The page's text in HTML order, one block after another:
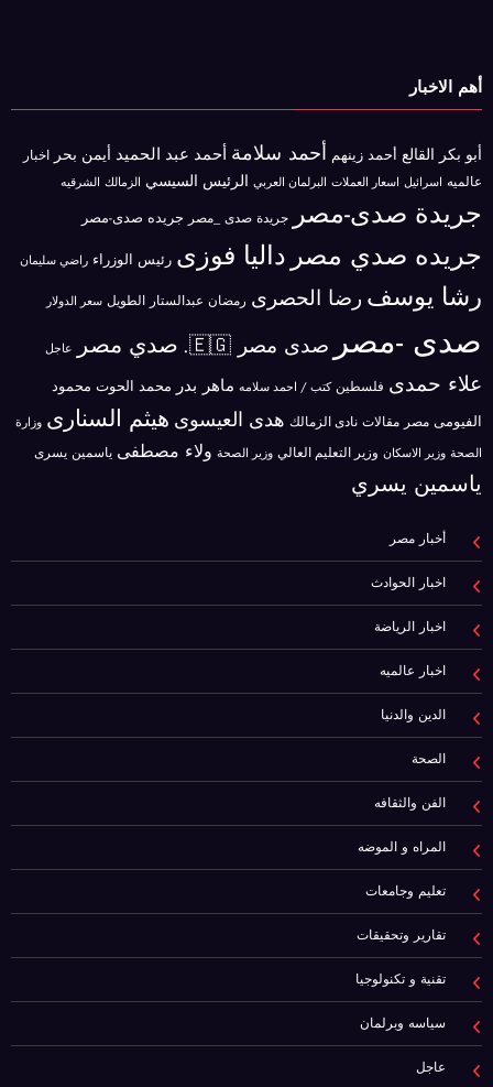
أهم الاخبار
أبو بكر القالع أحمد زينهم أحمد سلامة أحمد عبد الحميد أيمن بحر اخبار
عالميه اسرائيل اسعار العملات البرلمان العربي الرئيس السيسي الزمالك الشرقيه
جريدة صدى-مصر جريدة صدى _مصر جريده صدى-مصر
جريده صدي مصر داليا فوزى رئيس الوزراء راضي سليمان
رشا يوسف رضا الحصرى رمضان عبدالستار الطويل سعر الدولار
صدى -مصر صدى مصر 🇪🇬. صدي مصر عاجل
علاء حمدى فلسطين كتب / احمد سلامه ماهر بدر محمد الحوت محمود
الفيومى مصر مقالات نادى الزمالك هدى العيسوى هيثم السنارى وزارة
الصحة وزير الاسكان وزير التعليم العالي وزير الصحة ولاء مصطفى ياسمين يسرى
ياسمين يسري
أخبار مصر
اخبار الحوادث
اخبار الرياضة
اخبار عالميه
الدين والدنيا
الصحة
الفن والثقافه
المراه و الموضه
تعليم وجامعات
تقارير وتحقيقات
تقنية و تكنولوجيا
سياسه وبرلمان
عاجل